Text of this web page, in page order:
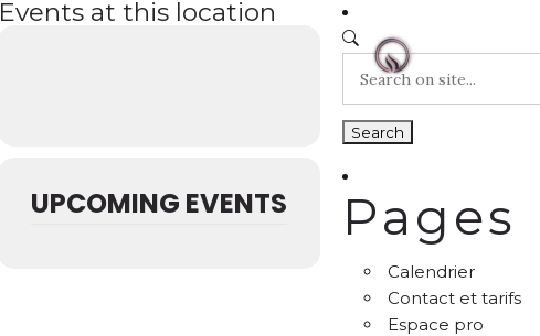
Events at this location
UPCOMING EVENTS Pages
Calendrier
Contact et tarifs
Espace pro